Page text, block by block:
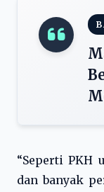
“Seperti PKH
dan banyak